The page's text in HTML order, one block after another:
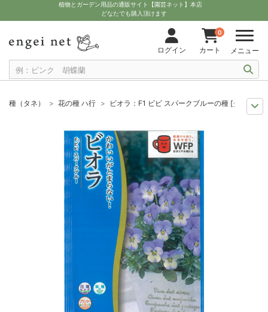
植物とガーデン用品の通販サイト【園芸ネット】本店
どなたでも購入頂けます
ログイン
0
カート メニュー
種（タネ） 花の種 ハ行
ビオラ：F1 ビビ スパークブルーの種 [タキイ 花
まき時から探そう
草花の種 9月 ビオラ：F1 ビビ スパークブルーの種 [